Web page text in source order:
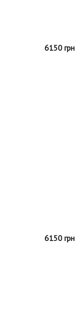
6150 грн
6150 грн